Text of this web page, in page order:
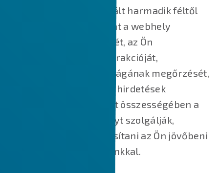
A weboldalunkon használt harmadik féltől
származó cookie-k főként a webhely
működésének megértését, az Ön
webhelyünkkel való interakcióját,
szolgáltatásaink biztonságának megőrzését,
az Ön számára releváns hirdetések
megjelenítését, valamint összességében a
jobb felhasználói élményt szolgálják,
valamint segítik felgyorsítani az Ön jövőbeni
interakcióit a weboldalunkkal.